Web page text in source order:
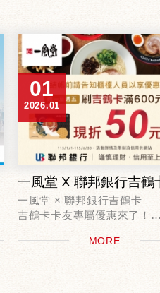
01
2026.01
一風堂 × 聯邦銀行吉鶴卡
吉鶴卡卡友專屬優惠來了！
持聯邦吉鶴卡實體卡
MORE